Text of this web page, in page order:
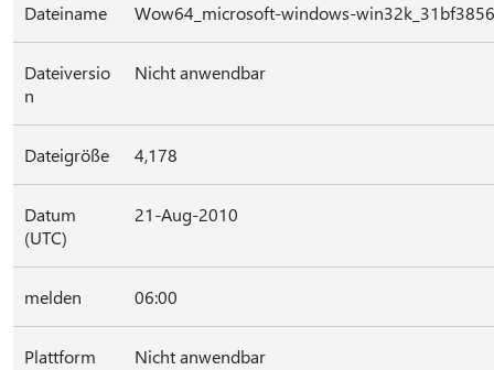
Dateiname Wow64_microsoft-windows-
Dateiversio
n
Nicht anwendbar
Dateigröße 4,178
Datum
(UTC)
21-Aug-2010
melden 06:00
Plattform Nicht anwendbar